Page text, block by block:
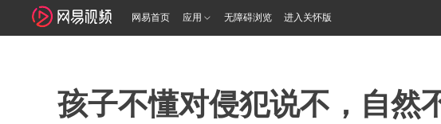
网易首页 应用 无障碍浏览 进入关怀版
孩子不懂对侵犯说不，自然